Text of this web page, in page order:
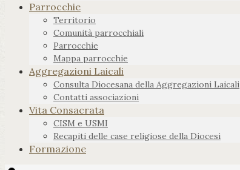
Parrocchie
Territorio
Comunità parrocchiali
Parrocchie
Mappa parrocchie
Aggregazioni Laicali
Consulta Diocesana della Aggregazioni Laicali
Contatti associazioni
Vita Consacrata
CISM e USMI
Recapiti delle case religiose della Diocesi
Formazione